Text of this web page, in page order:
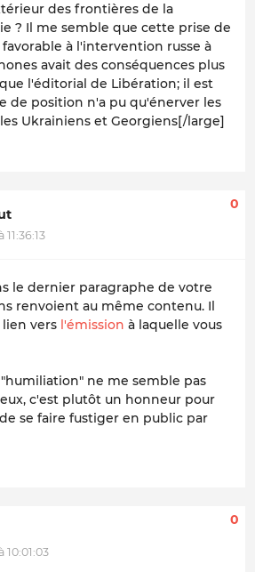
des frontières de la
? Il me semble que cette prise de
à l'intervention russe à
avait des conséquences plus
l'éditorial de Libération; il est
de position n'a pu qu'énerver les
Ukrainiens et Georgiens[/large]
0
le dernier paragraphe de votre
renvoient au même contenu. Il
vers l'émission à laquelle vous
ne me semble pas
c'est plutôt un honneur pour
se faire fustiger en public par
10:01:03
0